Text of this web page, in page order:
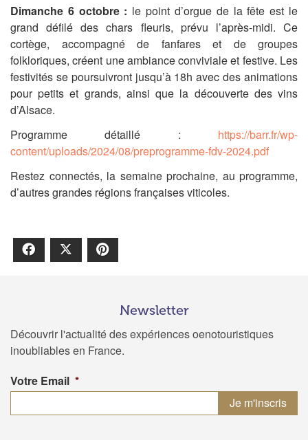
Dimanche 6 octobre : le point d’orgue de la fête est le
grand défilé des chars fleuris, prévu l’après-midi. Ce
cortège, accompagné de fanfares et de groupes
folkloriques, créent une ambiance conviviale et festive. Les
festivités se poursuivront jusqu’à 18h avec des animations
pour petits et grands, ainsi que la découverte des vins
d’Alsace.
Programme détaillé : https://barr.fr/wp-
content/uploads/2024/08/preprogramme-fdv-2024.pdf
Restez connectés, la semaine prochaine, au programme,
d’autres grandes régions françaises viticoles.
Facebook
Newsletter
Découvrir l'actualité des expériences oenotouristiques
inoubliables en France.
Votre Email *